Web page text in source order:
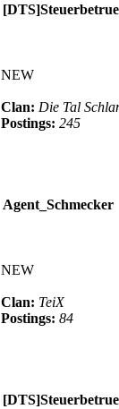
NEW
Clan: Die Tal
Postings: 245
Agent_Schmecker
NEW
Clan: TeiX
Postings: 84